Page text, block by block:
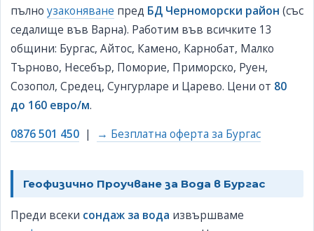
пълно узаконяване пред БД Черноморски район (със
седалище във Варна). Работим във всичките 13
общини: Бургас, Айтос, Камено, Карнобат, Малко
Търново, Несебър, Поморие, Приморско, Руен,
Созопол, Средец, Сунгурларе и Царево. Цени от 80
до 160 евро/м.
0876 501 450 | → Безплатна оферта за Бургас
Геофизично Проучване за Вода в Бургас
Преди всеки сондаж за вода извършваме